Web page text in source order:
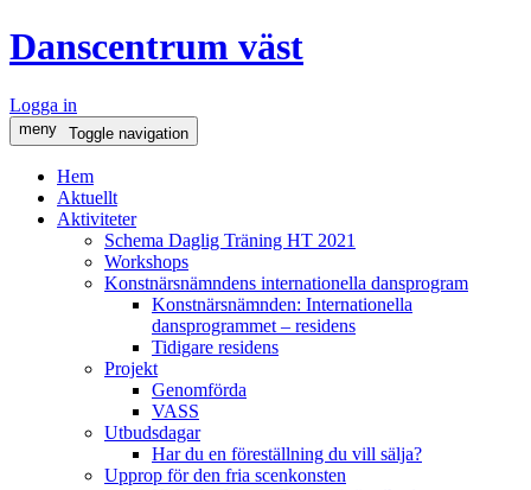
Danscentrum väst
Logga in
meny Toggle navigation
Hem
Aktuellt
Aktiviteter
Schema Daglig Träning HT 2021
Workshops
Konstnärsnämndens internationella dansprogram
Konstnärsnämnden: Internationella
dansprogrammet – residens
Tidigare residens
Projekt
Genomförda
VASS
Utbudsdagar
Har du en föreställning du vill sälja?
Upprop för den fria scenkonsten